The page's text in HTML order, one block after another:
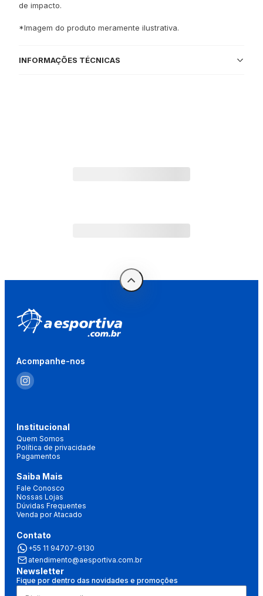
de impacto.
*Imagem do produto meramente ilustrativa.
INFORMAÇÕES TÉCNICAS
Acompanhe-nos
Institucional
Quem Somos
Política de privacidade
Pagamentos
Saiba Mais
Fale Conosco
Nossas Lojas
Dúvidas Frequentes
Venda por Atacado
Contato
+55 11 94707-9130
atendimento@aesportiva.com.br
Newsletter
Fique por dentro das novidades e promoções